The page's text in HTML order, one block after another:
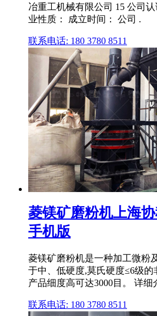
冶重工机械有限公司 15 公司
业性质： 成立时间： 公司 .
联系电话: 180 3780 8511
菱镁矿磨粉机上海
手机版
菱镁矿磨粉机是一种加工微粉
于中、低硬度,莫氏硬度≤6级
产品细度高可达3000目。 详
联系电话: 180 3780 8511